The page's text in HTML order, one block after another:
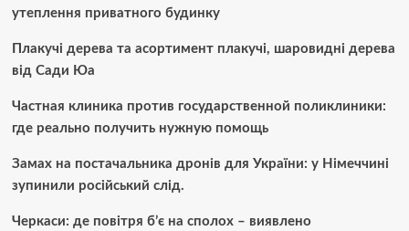
утеплення приватного будинку
Плакучі дерева та асортимент плакучі, шаровидні дерева
від Сади Юа
Частная клиника против государственной поликлиники:
где реально получить нужную помощь
Замах на постачальника дронів для України: у Німеччині
зупинили російський слід.
Черкаси: де повітря б’є на сполох – виявлено